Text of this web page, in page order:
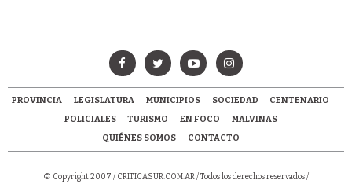
PROVINCIA LEGISLATURA MUNICIPIOS SOCIEDAD
CENTENARIO
POLICIALES
TURISMO EN FOCO
MALVINAS
QUIÉNES SOMOS
CONTACTO
© Copyright 2007 / CRITICASUR.COM.AR/ Todos los derechos reservados /